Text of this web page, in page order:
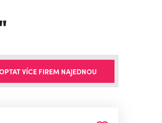
VÍCE FIREM NAJEDNOU